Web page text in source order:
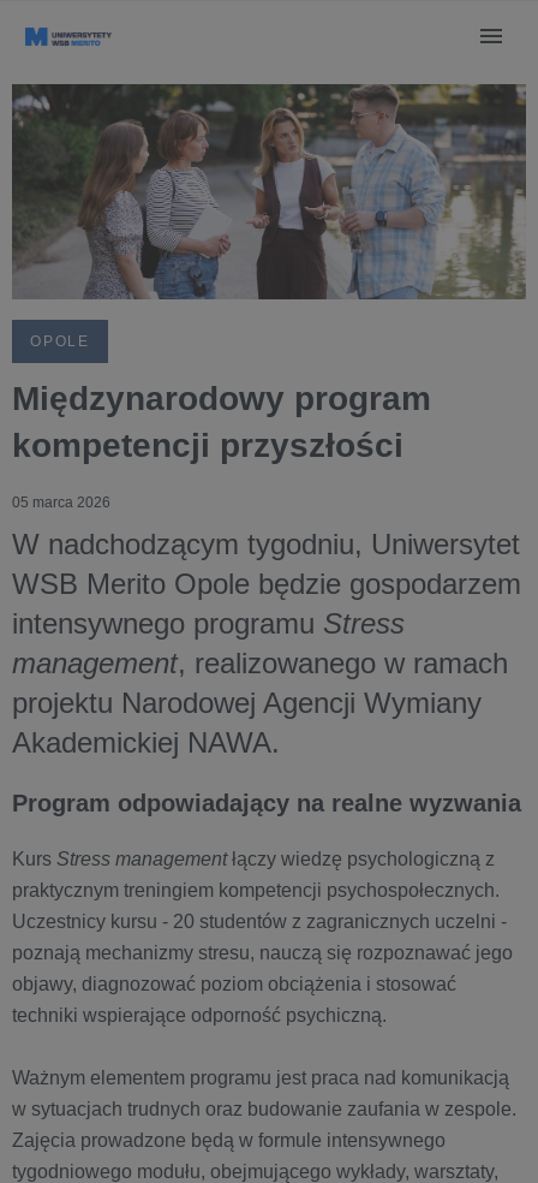
OPOLE
Międzynarodowy program
kompetencji przyszłości
05 marca 2026
W nadchodzącym tygodniu, Uniwersytet
WSB Merito Opole będzie gospodarzem
intensywnego programu Stress
management, realizowanego w ramach
projektu Narodowej Agencji Wymiany
Akademickiej NAWA.
Program odpowiadający na realne wyzwania
Kurs Stress managementłączy wiedzę psychologiczną z
praktycznym treningiem kompetencji psychospołecznych.
Uczestnicy kursu - 20 studentów z zagranicznych uczelni -
poznają mechanizmy stresu, nauczą się rozpoznawać jego
objawy, diagnozować poziom obciążenia i stosować
techniki wspierające odporność psychiczną.
Ważnym elementem programu jest praca nad komunikacją
w sytuacjach trudnych oraz budowanie zaufania w zespole.
Zajęcia prowadzone będą w formule intensywnego
tygodniowego modułu, obejmującego wykłady, warsztaty,